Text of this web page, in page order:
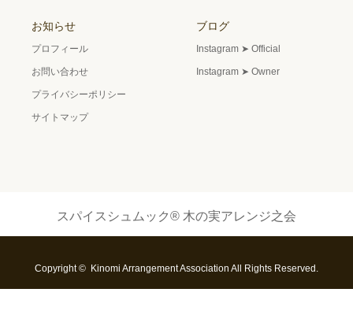
お知らせ
プロフィール
お問い合わせ
プライバシーポリシー
サイトマップ
ブログ
Instagram ➤ Official
Instagram ➤ Owner
スパイスシュムック® 木の実アレンジ之会
Copyright © Kinomi Arrangement Association All Rights Reserved.